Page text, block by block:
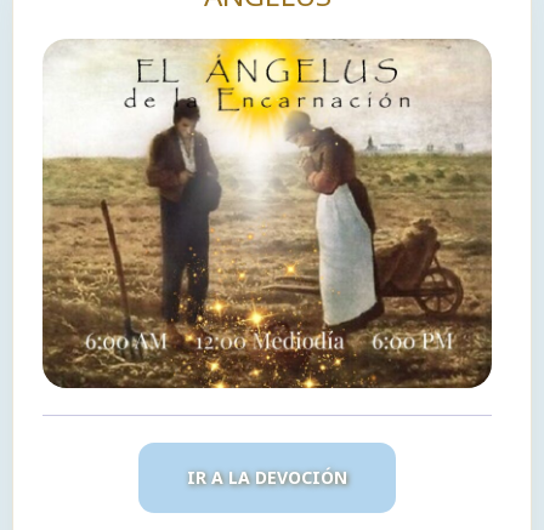
IR A LA DEVOCIÓN